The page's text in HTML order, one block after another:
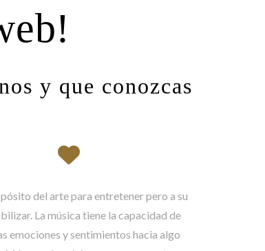
y que conozcas
del arte para entretener pero a su
La música tiene la capacidad de
emociones y sentimientos hacia algo